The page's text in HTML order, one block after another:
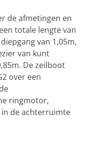
de afmetingen en
totale lengte van
van 1,05m,
van kunt
De zeilboot
over een
ringmotor,
de achterruimte